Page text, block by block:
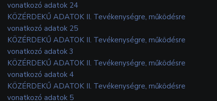
vonatkozó adatok 24
KÖZÉRDEKŰ ADATOK II. Tevékenységre, működésre
vonatkozó adatok 25
KÖZÉRDEKŰ ADATOK II. Tevékenységre, működésre
vonatkozó adatok 3
KÖZÉRDEKŰ ADATOK II. Tevékenységre, működésre
vonatkozó adatok 4
KÖZÉRDEKŰ ADATOK II. Tevékenységre, működésre
vonatkozó adatok 5